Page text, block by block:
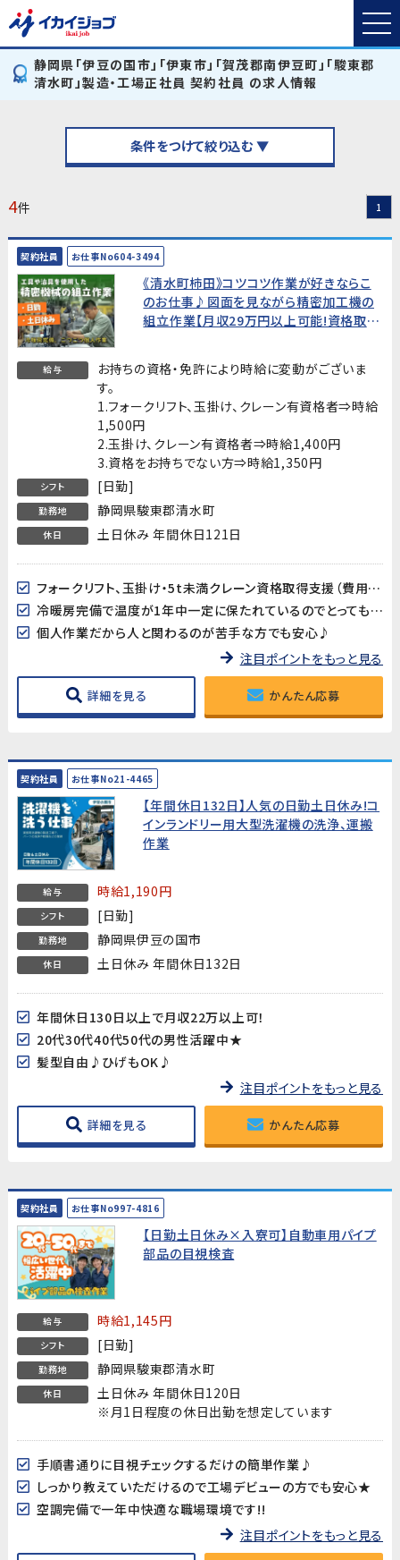
静岡県「伊豆の国市」「伊東市」「賀茂郡南伊豆町」「駿東郡
清水町」製造・工場正社員 契約社員 の求人情報
条件をつけて絞り込む ▼
4件 1
契約社員 お仕事No604-3494
《清水町柿田》コツコツ作業が好きならこ
のお仕事♪図面を見ながら精密加工機の
組立作業【月収29万円以上可能!資格取得
給与
お持ちの資格・免許により時給に変動がございま
す。
1.フォークリフト、玉掛け、クレーン有資格者⇒時給
1,500円
2.玉掛け、クレーン有資格者⇒時給1,400円
3.資格をお持ちでない方⇒時給1,350円
シフト [日勤]
勤務地 静岡県駿東郡清水町
休日 土日休み 年間休日121日
フォークリフト、玉掛け・5t未満クレーン資格取得支援（費用会社負担）有り!
冷暖房完備で温度が1年中一定に保たれているのでとっても快適♪
個人作業だから人と関わるのが苦手な方でも安心♪
注目ポイントをもっと見る
詳細を見る かんたん応募
契約社員 お仕事No21-4465
【年間休日132日】人気の日勤土日休み!コ
インランドリー用大型洗濯機の洗浄、運搬
作業
給与 時給1,190円
シフト [日勤]
勤務地 静岡県伊豆の国市
休日 土日休み 年間休日132日
年間休日130日以上で月収22万以上可！
20代30代40代50代の男性活躍中★
髪型自由♪ひげもOK♪
注目ポイントをもっと見る
詳細を見る かんたん応募
契約社員 お仕事No997-4816
【日勤土日休み×入寮可】自動車用パイプ
部品の目視検査
給与 時給1,145円
シフト [日勤]
勤務地 静岡県駿東郡清水町
休日
土日休み 年間休日120日
※月1日程度の休日出勤を想定しています
手順書通りに目視チェックするだけの簡単作業♪
しっかり教えていただけるので工場デビューの方でも安心★
空調完備で一年中快適な職場環境です!!
注目ポイントをもっと見る